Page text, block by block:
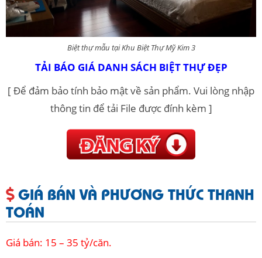
Biệt thự mẫu tại Khu Biệt Thự Mỹ Kim 3
TẢI BÁO GIÁ DANH SÁCH BIỆT THỰ ĐẸP
[ Để đảm bảo tính bảo mật về sản phẩm. Vui lòng nhập
thông tin để tải File được đính kèm ]
GIÁ BÁN VÀ PHƯƠNG THỨC THANH
TOÁN
Giá bán: 15 – 35 tỷ/căn.